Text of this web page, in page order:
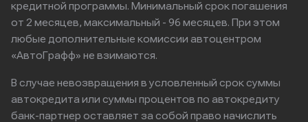
кредитной программы. Минимальный срок погашения
от 2 месяцев, максимальный - 96 месяцев. При этом
любые дополнительные комиссии автоцентром
«АвтоГрафф» не взимаются.
В случае невозвращения в условленный срок суммы
автокредита или суммы процентов по автокредиту
банк-партнер оставляет за собой право начислить